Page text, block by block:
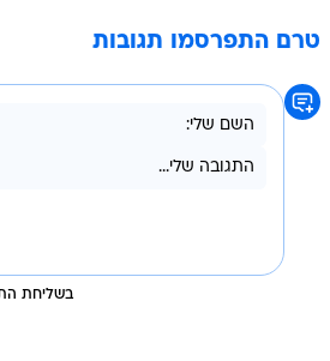
טרם התפרסמו תגובות
בשליחת